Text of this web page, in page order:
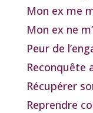
Mon ex me
Mon ex ne
Peur de
Reconquête
Récupérer
Reprendre